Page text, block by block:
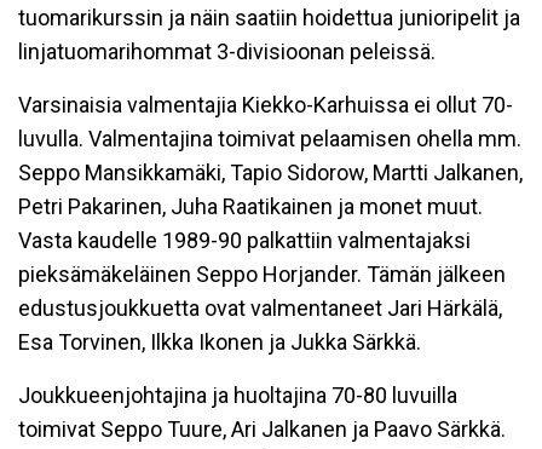
tuomarikurssin ja näin saatiin hoidettua junioripelit ja
linjatuomarihommat 3-divisioonan peleissä.
Varsinaisia valmentajia Kiekko-Karhuissa ei ollut 70-
luvulla. Valmentajina toimivat pelaamisen ohella mm.
Seppo Mansikkamäki, Tapio Sidorow, Martti Jalkanen,
Petri Pakarinen, Juha Raatikainen ja monet muut.
Vasta kaudelle 1989-90 palkattiin valmentajaksi
pieksämäkeläinen Seppo Horjander. Tämän jälkeen
edustusjoukkuetta ovat valmentaneet Jari Härkälä,
Esa Torvinen, Ilkka Ikonen ja Jukka Särkkä.
Joukkueenjohtajina ja huoltajina 70-80 luvuilla
toimivat Seppo Tuure, Ari Jalkanen ja Paavo Särkkä.